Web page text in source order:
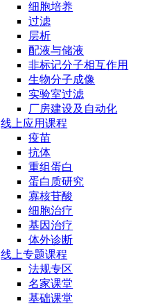
细胞培养
过滤
层析
配液与储液
非标记分子相互作用
生物分子成像
实验室过滤
厂房建设及自动化
线上应用课程
疫苗
抗体
重组蛋白
蛋白质研究
寡核苷酸
细胞治疗
基因治疗
体外诊断
线上专题课程
法规专区
名家课堂
基础课堂